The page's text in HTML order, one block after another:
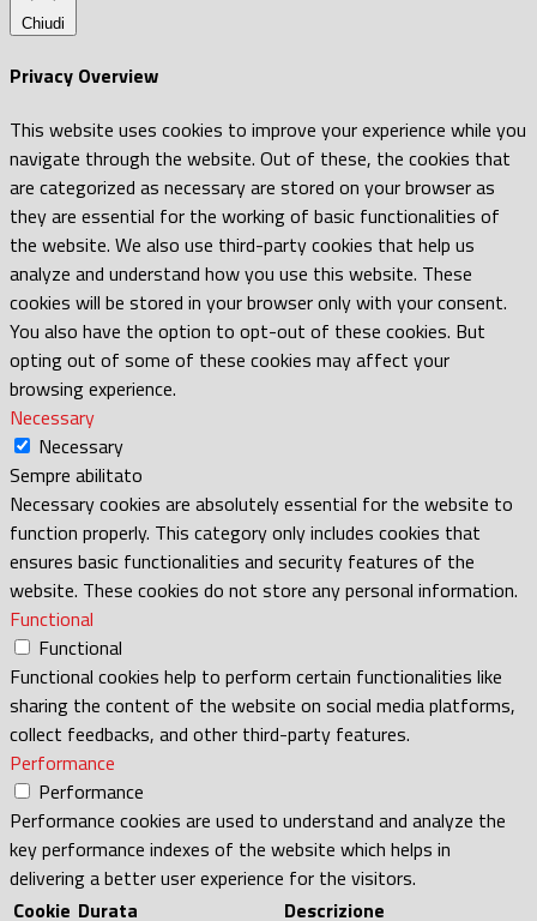
Chiudi
Privacy Overview
This website uses cookies to improve your experience while you
navigate through the website. Out of these, the cookies that
are categorized as necessary are stored on your browser as
they are essential for the working of basic functionalities of
the website. We also use third-party cookies that help us
analyze and understand how you use this website. These
cookies will be stored in your browser only with your consent.
You also have the option to opt-out of these cookies. But
opting out of some of these cookies may affect your
browsing experience.
Necessary
Necessary
Sempre abilitato
Necessary cookies are absolutely essential for the website to
function properly. This category only includes cookies that
ensures basic functionalities and security features of the
website. These cookies do not store any personal information.
Functional
Functional
Functional cookies help to perform certain functionalities like
sharing the content of the website on social media platforms,
collect feedbacks, and other third-party features.
Performance
Performance
Performance cookies are used to understand and analyze the
key performance indexes of the website which helps in
delivering a better user experience for the visitors.
Cookie Durata Descrizione